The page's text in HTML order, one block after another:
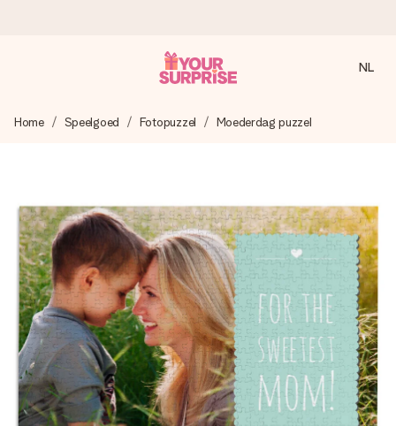
We maken jouw cadeau met zorg en zorgen dat het
4,8 (gebaseerd op +8.000 reviews)
Onze cadeaus worden gewaardeerd. Klanten beoordelen
ons met een 4,7 op Google Reviews
Gratis wenskaartje
Je maakt in een paar stappen iets unieks – met haar naam,
jullie foto of een boodschap die raakt. Zonder gedoe, maar
met alle aandacht voor het moment.
NL
Home Speelgoed Fotopuzzel Moederdag puzzel